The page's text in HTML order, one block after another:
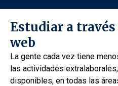
Estudiar a
web
La gente cada vez tiene
las actividades
disponibles, en todas las